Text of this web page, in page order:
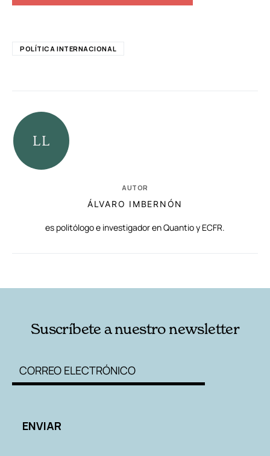
POLÍTICA INTERNACIONAL
AUTOR
ÁLVARO IMBERNÓN
es politólogo e investigador en Quantio y ECFR.
Suscríbete a nuestro newsletter